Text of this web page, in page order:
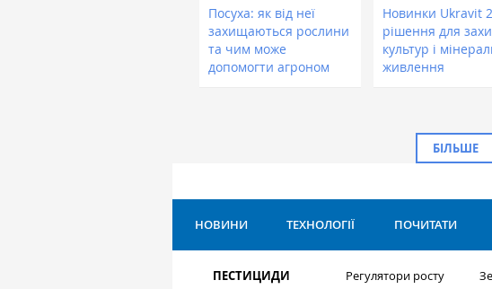
Посуха: як від неї
захищаються рослини
та чим може
допомогти агроном
Новинки Ukravit
рішення для
культур і
живлення
БІЛЬШЕ
НОВИНИ ТЕХНОЛОГІЇ ПОЧИТАТИ
ПЕСТИЦИДИ
Регулятори росту